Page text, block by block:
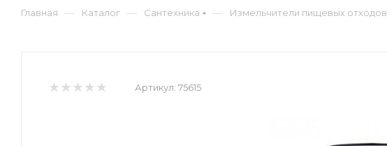
Главная — Каталог — Сантехника — Измельчители пищевых отходов
Артикул: 75615